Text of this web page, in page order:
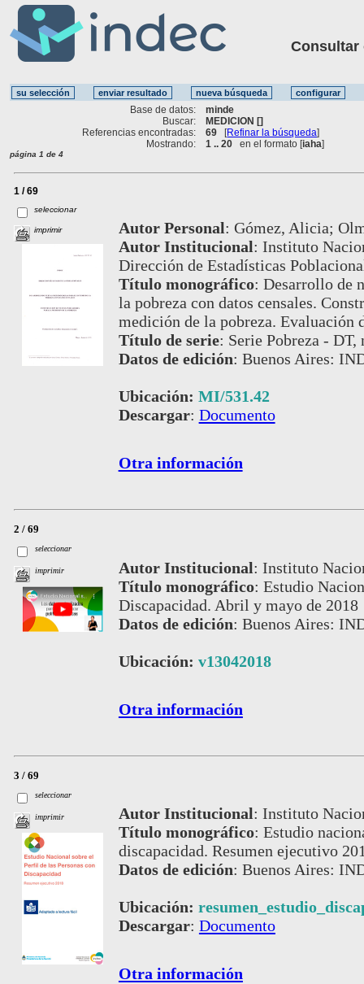
Consultar
Base de datos:
minde
Buscar:
MEDICION []
Referencias encontradas:
69 [Refinar la búsqueda]
Mostrando:
1 .. 20 en el formato [iaha]
página 1 de 4
1 / 69
seleccionar
imprimir Autor Personal: Gómez, Alicia;
Autor Institucional: Instituto
Dirección de Estadísticas
Título monográfico: Desarrollo de
la pobreza con datos censales.
medición de la pobreza. Evaluación
Título de serie: Serie Pobreza - DT,
Datos de edición: Buenos Aires:
Ubicación: MI/531.42
Descargar: Documento
Otra información
2 / 69
seleccionar
imprimir Autor Institucional: Instituto
Título monográfico: Estudio
Discapacidad. Abril y mayo de 2018
Datos de edición: Buenos Aires:
Ubicación: v13042018
Otra información
3 / 69
seleccionar
imprimir Autor Institucional: Instituto
Título monográfico: Estudio
discapacidad. Resumen ejecutivo
Datos de edición: Buenos Aires:
Ubicación:
Descargar: Documento
Otra información